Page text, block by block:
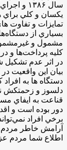
يكسان و كلي براي
تمايزات و تفاوت
بسياري از
مشمول و
كليه پرداخت­‌ها و
در اثر عدم تشكيل
بيان اين واقعيت
دستگاه ‌ها به
دلسوز و زحمتكش
قناعت به ايفاي
دور بوده است و
برخي افراد
آرامش خاطر مردم
اطلاع شما مردم